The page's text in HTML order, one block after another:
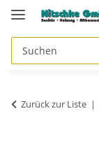
Zurück zur Liste